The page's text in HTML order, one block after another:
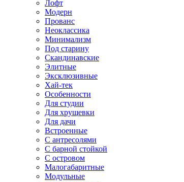
Лофт
Модерн
Прованс
Неоклассика
Минимализм
Под старину
Скандинавские
Элитные
Эксклюзивные
Хай-тек
Особенности
Для студии
Для хрущевки
Для дачи
Встроенные
С антресолями
С барной стойкой
С островом
Малогабаритные
Модульные